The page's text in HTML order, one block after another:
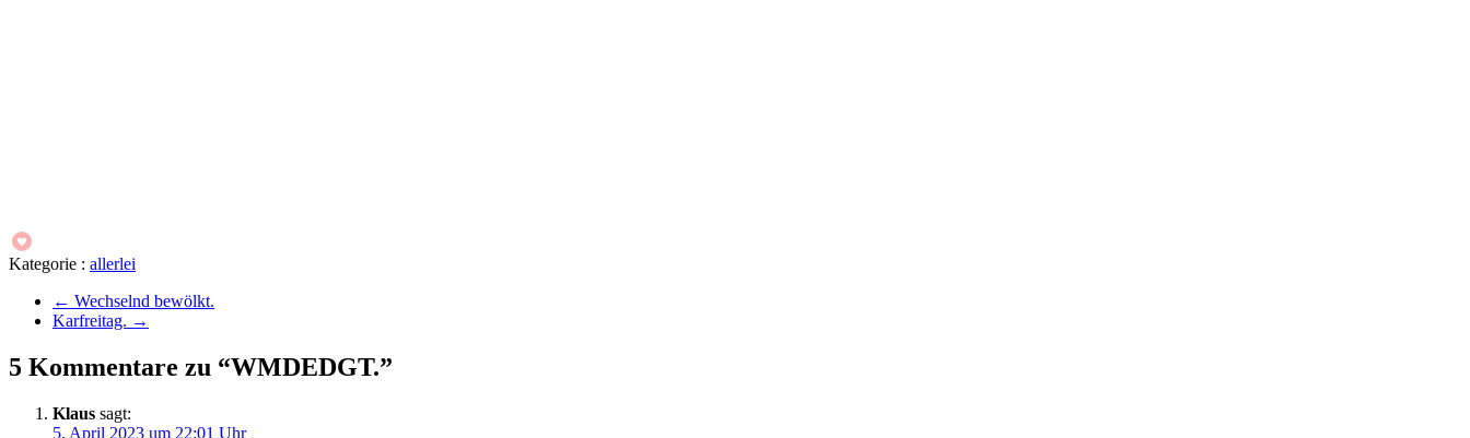
Kategorie : allerlei
← Wechselnd bewölkt.
Karfreitag. →
5 Kommentare zu “WMDEDGT.”
Klaus sagt:
5. April 2023 um 22:01 Uhr